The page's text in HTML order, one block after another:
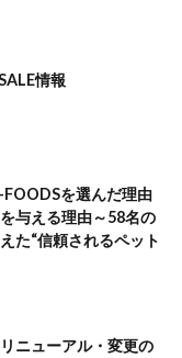
情報
FOODSを選んだ理由
与える理由～58名の
た“信頼されるペット
ニューアル・変更の